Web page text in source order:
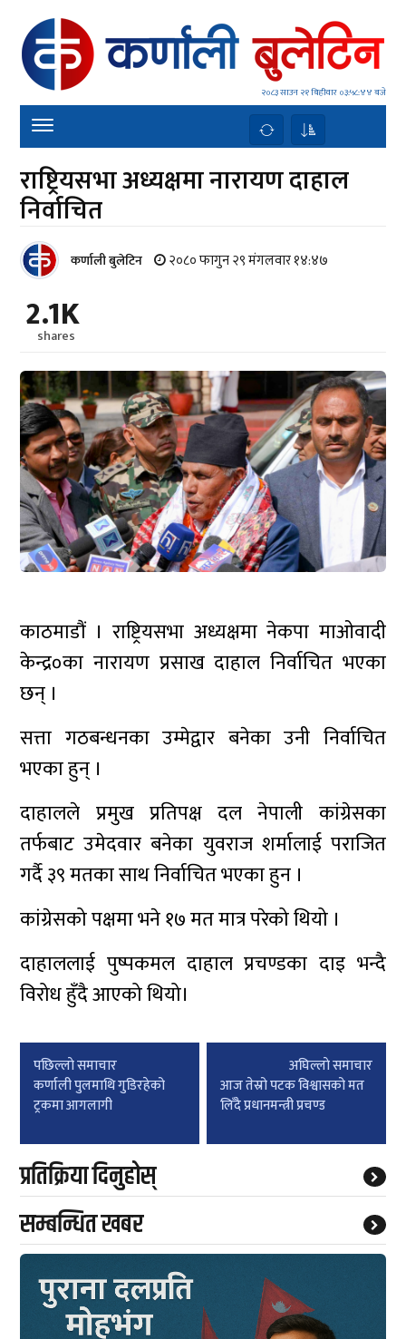
२०८३ साउन २१ बिहीवार०३:५८:४४ बजे
राष्ट्रियसभा अध्यक्षमा नारायण दाहाल
निर्वाचित
कर्णाली बुलेटिन २०८० फागुन २९ मंगलवार १४:४७
2.1K
shares
काठमाडौं । राष्ट्रियसभा अध्यक्षमा नेकपा माओवादी
केन्द्र०का नारायण प्रसाख दाहाल निर्वाचित भएका
छन् ।
सत्ता गठबन्धनका उम्मेद्वार बनेका उनी निर्वाचित
भएका हुन् ।
दाहालले प्रमुख प्रतिपक्ष दल नेपाली कांग्रेसका
तर्फबाट उमेदवार बनेका युवराज शर्मालाई पराजित
गर्दै ३९ मतका साथ निर्वाचित भएका हुन ।
कांग्रेसको पक्षमा भने १७ मत मात्र परेको थियो ।
दाहाललाई पुष्पकमल दाहाल प्रचण्डका दाइ भन्दै
विरोध हुँदै आएको थियो।
Post
navigation
पछिल्लाे समाचार
कर्णाली पुलमाथि गुडिरहेको
ट्रकमा आगलागी
अघिल्लाे समाचार
आज तेस्रो पटक विश्वासको मत
लिँदै प्रधानमन्त्री प्रचण्ड
प्रतिक्रिया दिनुहोस्
सम्बन्धित खबर